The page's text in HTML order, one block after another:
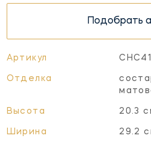
Подобрать
Артикул
Отделка
Высота 20.3
Ширина 29.2